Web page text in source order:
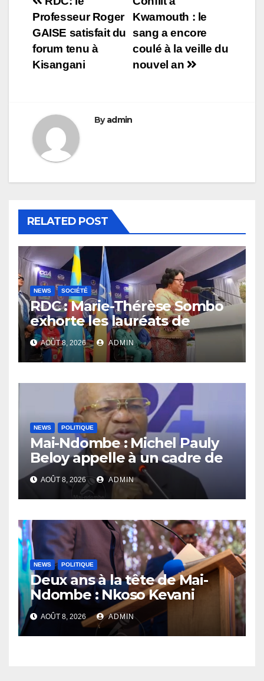
Navigation
de
l’article
Kwamouth : le
sang a encore
coulé à la veille du
nouvel an
Professeur Roger
GAISE satisfait du
forum tenu à
Kisangani
Byadmin
RELATED POST
NEWS SOCIÉTÉ
RDC : Marie-Thérèse Sombo
exhorte les lauréats de
l’UNIKIN à mettre leurs
compétences au service de
la nation
AOÛT 8, 2026 ADMIN
NEWS POLITIQUE
Mai-Ndombe : Michel Pauly
Beloy appelle à un cadre de
concertation avant la tenue
du dialogue inclusif
AOÛT 8, 2026 ADMIN
NEWS POLITIQUE
Deux ans à la tête de Mai-
Ndombe : Nkoso Kevani
défend son bilan et fait de la
sécurité sa priorité
AOÛT 8, 2026 ADMIN